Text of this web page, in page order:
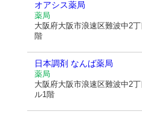
オアシス薬局
薬局
大阪府大阪市浪速区難波中2
階
日本調剤 なんば薬局
薬局
大阪府大阪市浪速区難波中2
ル1階